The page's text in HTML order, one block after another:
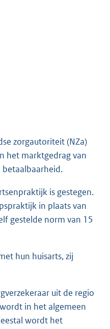
zorgautoriteit (NZa)
het marktgedrag van
is gestegen.
in plaats van
gestelde norm van 15
hun huisarts, zij
uit de regio
in het algemeen
wordt het